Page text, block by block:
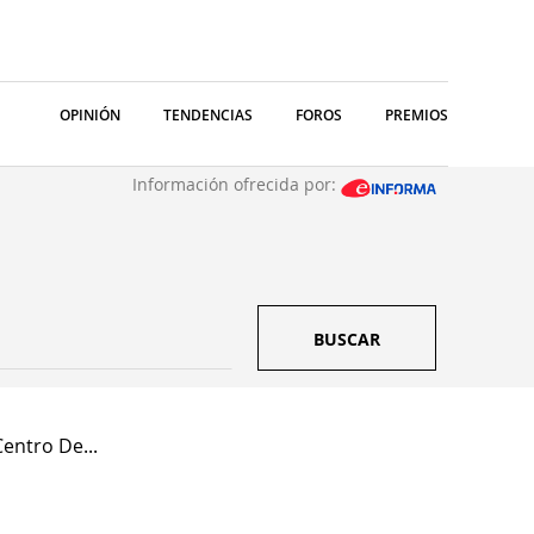
OPINIÓN TENDENCIAS FOROS PREMIOS
Información ofrecida por:
BUSCAR
De...